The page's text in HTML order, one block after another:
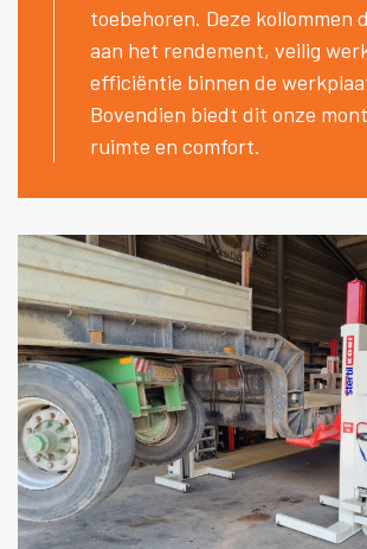
toebehoren. Deze kollommen
aan het rendement, veilig
efficiëntie binnen de
Bovendien biedt dit onze
ruimte en comfort.